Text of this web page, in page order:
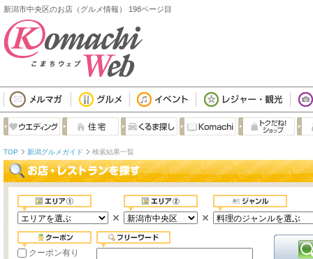
新潟市中央区のお店（グルメ情報） 198ページ目
TOP 新潟グルメガイド 検索結果一覧
クーポン有り